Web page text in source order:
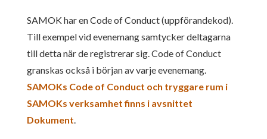
SAMOK har en Code of Conduct (uppförandekod).
Till exempel vid evenemang samtycker deltagarna
till detta när de registrerar sig. Code of Conduct
granskas också i början av varje evenemang.
SAMOKs Code of Conduct och tryggare rum i
SAMOKs verksamhet finns i avsnittet
Dokument.